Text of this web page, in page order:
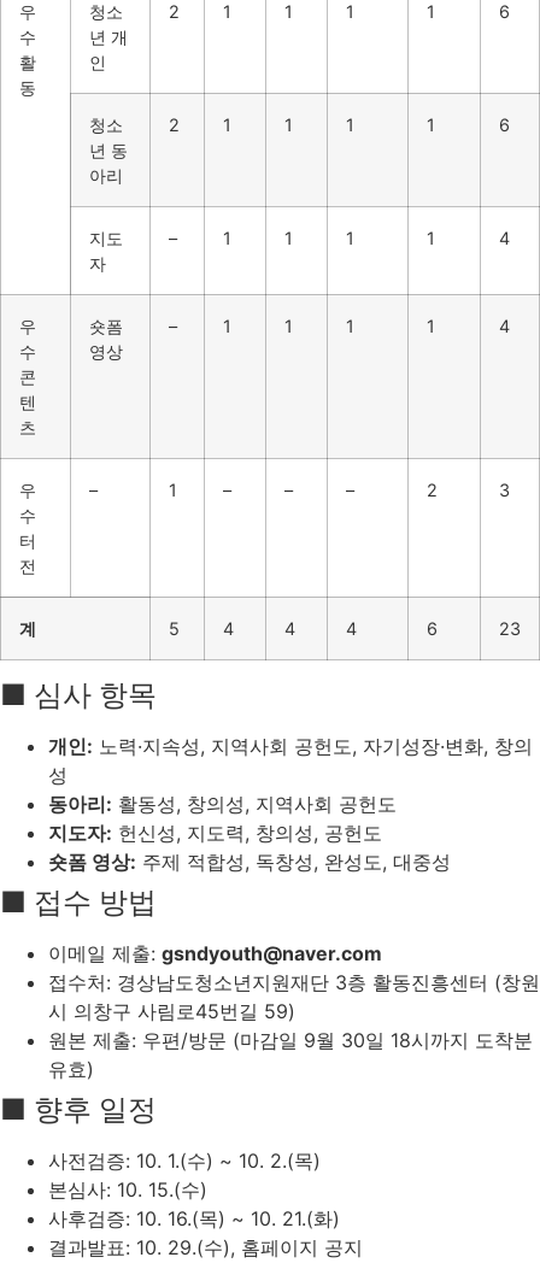
우
수
활
동
청소
년 개
인
2 1 1 1 1 6
청소
년 동
아리
2 1 1 1 1 6
지도
자
– 1 1 1 1 4
우
수
콘
텐
츠
숏폼
영상
– 1 1 1 1 4
우
수
터
전
– 1 – – – 2 3
계 5 4 4 4 6 23
■ 심사 항목
개인: 노력·지속성, 지역사회 공헌도, 자기성장·변화, 창의
성
동아리: 활동성, 창의성, 지역사회 공헌도
지도자: 헌신성, 지도력, 창의성, 공헌도
숏폼 영상: 주제 적합성, 독창성, 완성도, 대중성
■ 접수 방법
이메일 제출: gsndyouth@naver.com
접수처: 경상남도청소년지원재단 3층 활동진흥센터 (창원
시 의창구 사림로45번길 59)
원본 제출: 우편/방문 (마감일 9월 30일 18시까지 도착분
유효)
■ 향후 일정
사전검증: 10. 1.(수) ~ 10. 2.(목)
본심사: 10. 15.(수)
사후검증: 10. 16.(목) ~ 10. 21.(화)
결과발표: 10. 29.(수), 홈페이지 공지